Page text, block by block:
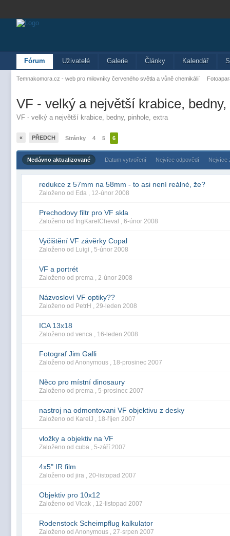
Fórum Uživatelé Galerie Články Kalendář
Temnakomora.cz - web pro milovníky červeného světla a vůně chemikálií
VF - velký a největší krabice,
VF - velký a největší krabice, bedny, pinhole, extra
« PŘEDCH Stránky 4 5 6
Nedávno aktualizované Datum vytvoření Nejvíce odpovědí Nejvíce
redukce z 57mm na 58mm - to asi není reálné, že?
Založeno od Eda , 12-únor 2008
Prechodovy filtr pro VF skla
Založeno od IngKarelCheval , 6-únor 2008
Vyčištění VF závěrky Copal
Založeno od Luigi , 5-únor 2008
VF a portrét
Založeno od prema , 2-únor 2008
Názvosloví VF optiky??
Založeno od PetrH , 29-leden 2008
ICA 13x18
Založeno od venca , 16-leden 2008
Fotograf Jim Galli
Založeno od Anonymous , 18-prosinec 2007
Něco pro místní dinosaury
Založeno od prema , 5-prosinec 2007
nastroj na odmontovani VF objektivu z desky
Založeno od KarelJ , 18-říjen 2007
vložky a objektiv na VF
Založeno od cuba , 5-září 2007
4x5" IR film
Založeno od jira , 20-listopad 2007
Objektiv pro 10x12
Založeno od Vlcak , 12-listopad 2007
Rodenstock Scheimpflug kalkulator
Založeno od Anonymous , 27-srpen 2007